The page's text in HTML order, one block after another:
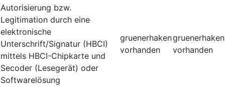
Autorisierung bzw.
Legitimation durch eine
elektronische
Unterschrift/Signatur (HBCI)
mittels HBCI-Chipkarte und
Secoder (Lesegerät) oder
Softwarelösung
gruenerhaken
vorhanden
gruenerhaken
vorhanden